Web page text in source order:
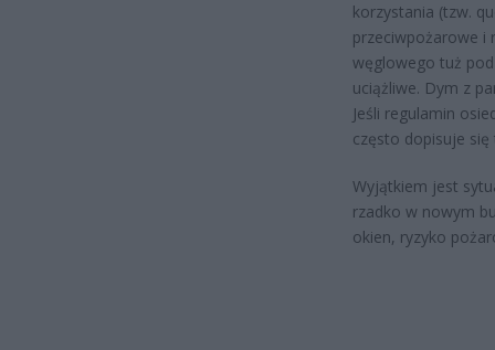
korzystania (tzw.
przeciwpożarowe i
węglowego tuż
uciążliwe. Dym z
Jeśli regulamin
często dopisuje
Wyjątkiem jest
rzadko w nowym
okien, ryzyko